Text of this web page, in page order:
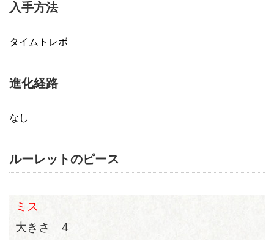
入手方法
タイムトレボ
進化経路
なし
ルーレットのピース
ミス
大きさ 4